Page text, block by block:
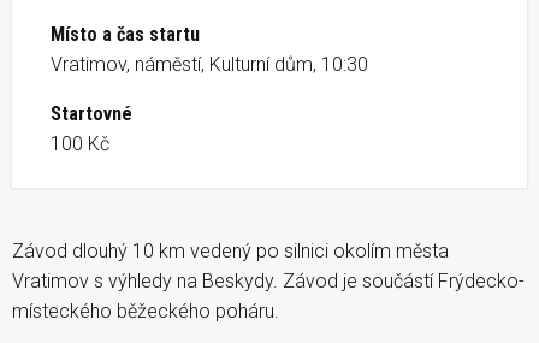
Místo a čas startu
Vratimov, náměstí, Kulturní dům, 10:30
Startovné
100 Kč
Závod dlouhý 10 km vedený po silnici okolím města
Vratimov s výhledy na Beskydy. Závod je součástí Frýdecko-
místeckého běžeckého poháru.